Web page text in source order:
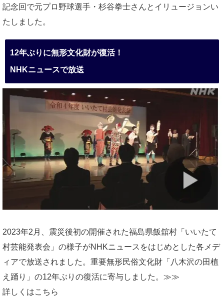
記念回で元プロ野球選手・杉谷拳士さんとイリュージョンい
たしました。
12年ぶりに無形文化財が復活！
NHKニュースで放送
2023年2月、震災後初の開催された福島県飯舘村「いいたて
村芸能発表会」の様子がNHKニュースをはじめとした各メデ
ィアで放送されました。重要無形民俗文化財「八木沢の田植
え踊り」の12年ぶりの復活に寄与しました。≫≫
詳しくはこちら